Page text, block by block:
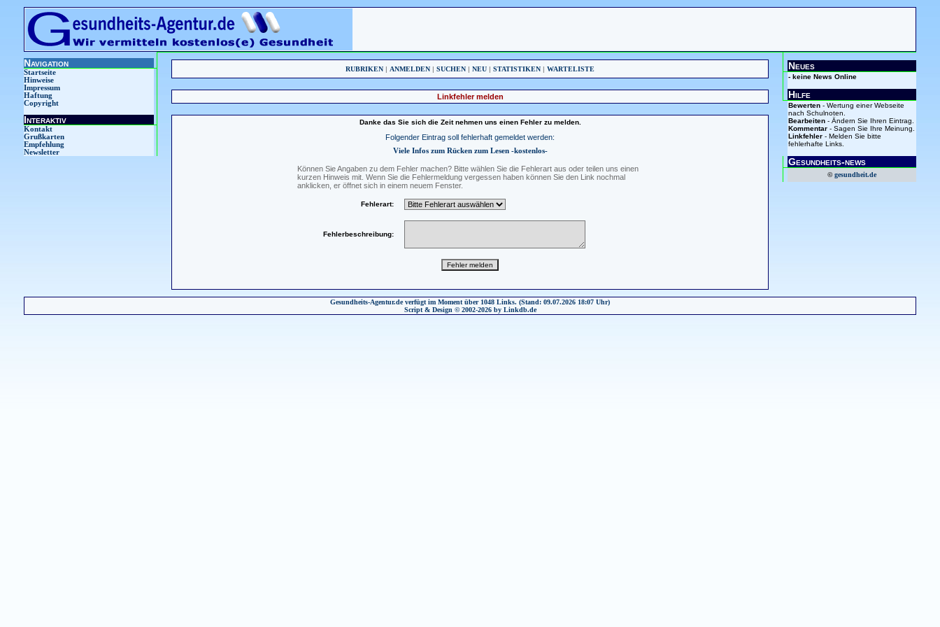
Navigation
Startseite
Hinweise
Impressum
Haftung
Copyright
Interaktiv
Kontakt
Grußkarten
Empfehlung
Newsletter
RUBRIKEN | ANMELDEN | SUCHEN | NEU | STATISTIKEN | WARTELISTE
Linkfehler melden
Danke das Sie sich die Zeit nehmen uns einen Fehler zu melden.
Folgender Eintrag soll fehlerhaft gemeldet werden:
Viele Infos zum Rücken zum Lesen -kostenlos-
Können Sie Angaben zu dem Fehler machen? Bitte wählen Sie die Fehlerart aus oder teilen uns einen
kurzen Hinweis mit. Wenn Sie die Fehlermeldung vergessen haben können Sie den Link nochmal
anklicken, er öffnet sich in einem neuem Fenster.
Fehlerart:
Fehlerbeschreibung:
Neues
- keine News Online
Hilfe
Bewerten - Wertung einer Webseite
nach Schulnoten.
Bearbeiten - Ändern Sie Ihren Eintrag.
Kommentar - Sagen Sie Ihre Meinung.
Linkfehler - Melden Sie bitte
fehlerhafte Links.
Gesundheits-news
© gesundheit.de
Gesundheits-Agentur.de verfügt im Moment über 1048 Links. (Stand: 09.07.2026 18:07 Uhr)
Script & Design © 2002-2026 by Linkdb.de